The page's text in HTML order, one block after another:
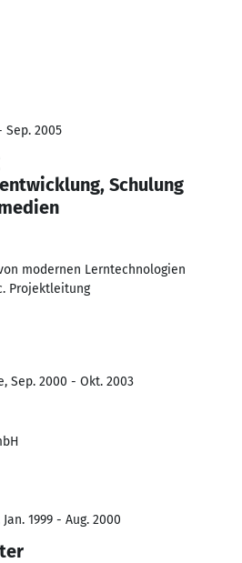
Sep. 2005
Schulung
modernen Lerntechnologien
Projektleitung
Sep. 2000 - Okt. 2003
1999 - Aug. 2000